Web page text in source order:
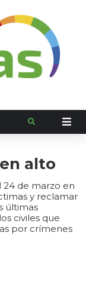
alto
24 de marzo en
y reclamar
últimas
civiles que
por crímenes